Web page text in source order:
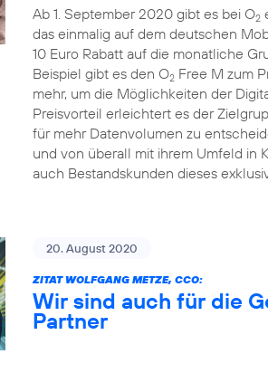
Ab 1. September 2020 gibt es bei O2
das einmalig auf dem deutschen
10 Euro Rabatt auf die monatliche
Beispiel gibt es den O2 Free M zum
mehr, um die Möglichkeiten der
Preisvorteil erleichtert es der
für mehr Datenvolumen zu
und von überall mit ihrem Umfeld in
auch Bestandskunden dieses
20. August 2020
ZITAT WOLFGANG METZE, CCO:
Wir sind auch für die
Partner